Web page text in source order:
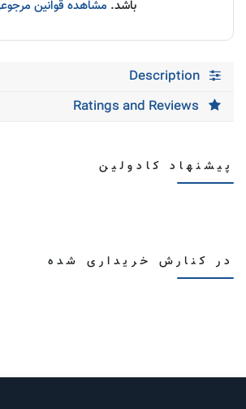
باشد. مشاهده قوانین
Description
Ratings and Reviews
پیشنهاد کادولین
در کنارش خریداری شده